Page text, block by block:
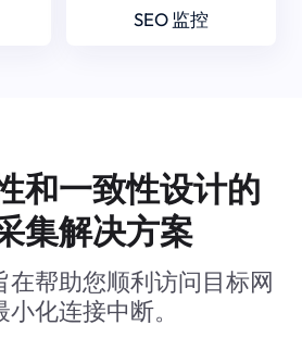
SEO 监控
和一致性设计的
集解决方案
在帮助您顺利访问目标网
化连接中断。